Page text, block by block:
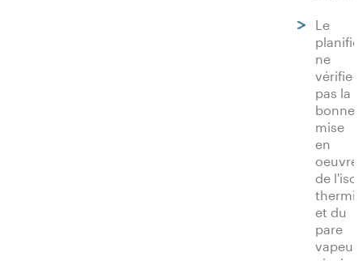
Le
ne
vérifie
pas la
bonne
mise
en
oeuvre
de
et du
pare
vapeur